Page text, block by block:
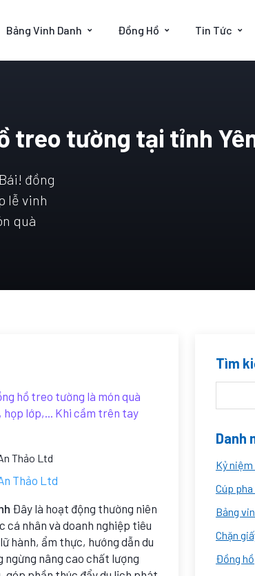
Bảng Vinh Danh Đồng Hồ Tin Tức
treo tường tại tỉnh
đồng
lễ vinh
quà
hồ treo tường là món quà
lớp,... Khi cầm trên tay
Thảo Ltd
Đây là hoạt động thường niên
cá nhân và doanh nghiệp tiêu
hành, ẩm thực, hướng dẫn du
nâng cao chất lượng
Tìm
Danh
Kỷ
Cúp pha
Bảng
Chặn
Đồng hồ